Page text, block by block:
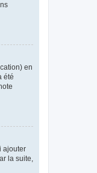
en
été
ajouter
la suite,